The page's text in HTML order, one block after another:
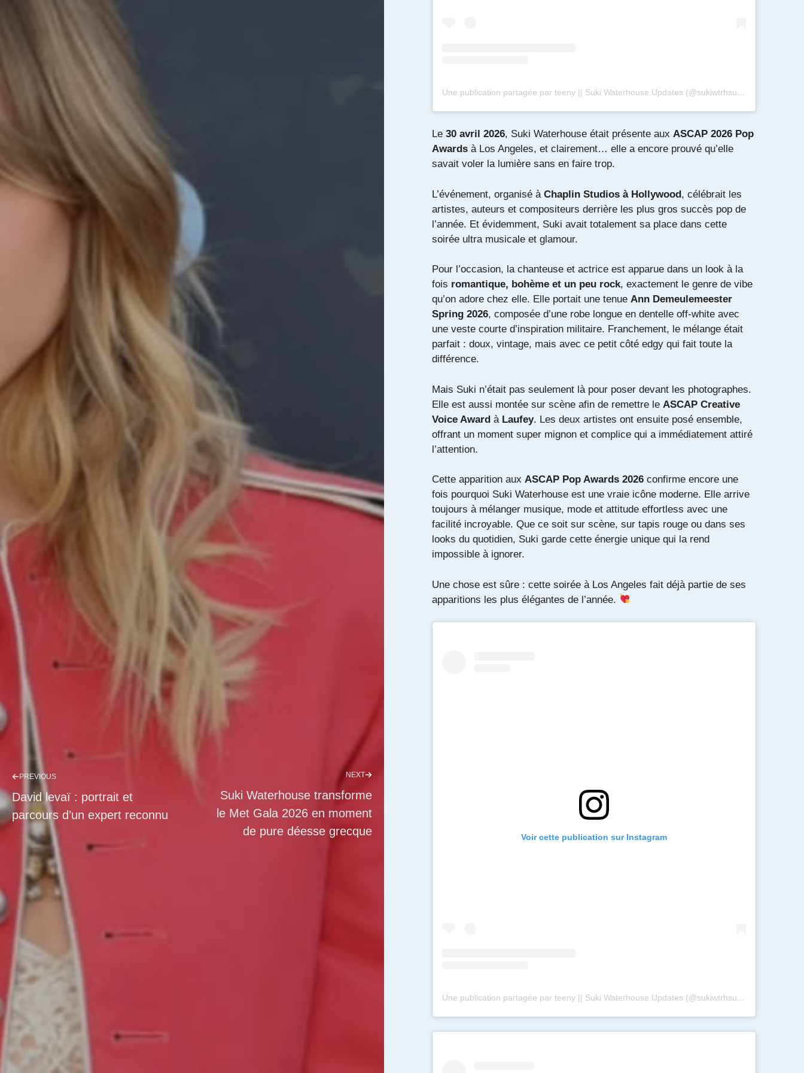
PREVIOUS
David levaï : portrait et
parcours d’un expert reconnu
NEXT
Suki Waterhouse transforme
le Met Gala 2026 en moment
de pure déesse grecque
Une publication partagée par teeny || Suki Waterhouse Updates (@sukiwtrhsupdates)
Le 30 avril 2026, Suki Waterhouse était présente aux ASCAP 2026 Pop
Awards à Los Angeles, et clairement… elle a encore prouvé qu’elle
savait voler la lumière sans en faire trop.
L’événement, organisé à Chaplin Studios à Hollywood, célébrait les
artistes, auteurs et compositeurs derrière les plus gros succès pop de
l’année. Et évidemment, Suki avait totalement sa place dans cette
soirée ultra musicale et glamour.
Pour l’occasion, la chanteuse et actrice est apparue dans un look à la
fois romantique, bohème et un peu rock, exactement le genre de vibe
qu’on adore chez elle. Elle portait une tenue Ann Demeulemeester
Spring 2026, composée d’une robe longue en dentelle off-white avec
une veste courte d’inspiration militaire. Franchement, le mélange était
parfait : doux, vintage, mais avec ce petit côté edgy qui fait toute la
différence.
Mais Suki n’était pas seulement là pour poser devant les photographes.
Elle est aussi montée sur scène afin de remettre le ASCAP Creative
Voice Award à Laufey. Les deux artistes ont ensuite posé ensemble,
offrant un moment super mignon et complice qui a immédiatement attiré
l’attention.
Cette apparition aux ASCAP Pop Awards 2026 confirme encore une
fois pourquoi Suki Waterhouse est une vraie icône moderne. Elle arrive
toujours à mélanger musique, mode et attitude effortless avec une
facilité incroyable. Que ce soit sur scène, sur tapis rouge ou dans ses
looks du quotidien, Suki garde cette énergie unique qui la rend
impossible à ignorer.
Une chose est sûre : cette soirée à Los Angeles fait déjà partie de ses
apparitions les plus élégantes de l’année.
Voir cette publication sur Instagram
Une publication partagée par teeny || Suki Waterhouse Updates (@sukiwtrhsupdates)